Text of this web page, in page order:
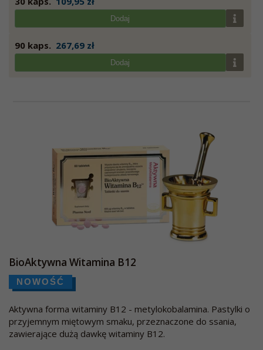
Dodaj
90 kaps. 267,69 zł
Dodaj
BioAktywna Witamina B12
NOWOŚĆ
Aktywna forma witaminy B12 - metylokobalamina. Pastylki o
przyjemnym miętowym smaku, przeznaczone do ssania,
zawierające dużą dawkę witaminy B12.